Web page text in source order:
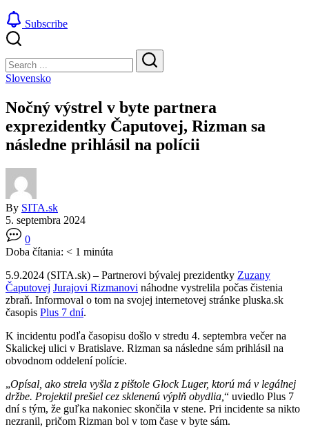
Subscribe
Search
Search
Slovensko
Nočný výstrel v byte partnera
exprezidentky Čaputovej, Rizman sa
následne prihlásil na polícii
By SITA.sk
5. septembra 2024
0
Doba čítania: < 1 minúta
5.9.2024 (SITA.sk) – Partnerovi bývalej prezidentky Zuzany
Čaputovej Jurajovi Rizmanovi náhodne vystrelila počas čistenia
zbraň. Informoval o tom na svojej internetovej stránke pluska.sk
časopis Plus 7 dní.
K incidentu podľa časopisu došlo v stredu 4. septembra večer na
Skalickej ulici v Bratislave. Rizman sa následne sám prihlásil na
obvodnom oddelení polície.
„Opísal, ako strela vyšla z pištole Glock Luger, ktorú má v legálnej
držbe. Projektil prešiel cez sklenenú výplň obydlia, “ uviedlo Plus 7
dní s tým, že guľka nakoniec skončila v stene. Pri incidente sa nikto
nezranil, pričom Rizman bol v tom čase v byte sám.